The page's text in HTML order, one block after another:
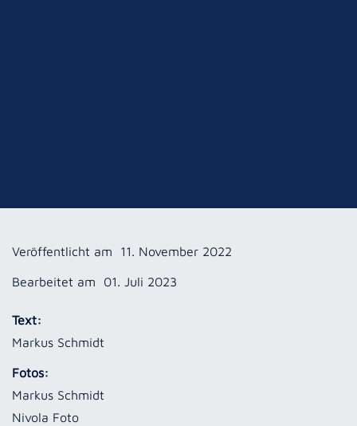
Veröffentlicht am 11. November 2022
Bearbeitet am 01. Juli 2023
Text:
Markus Schmidt
Fotos:
Markus Schmidt
Nivola Foto